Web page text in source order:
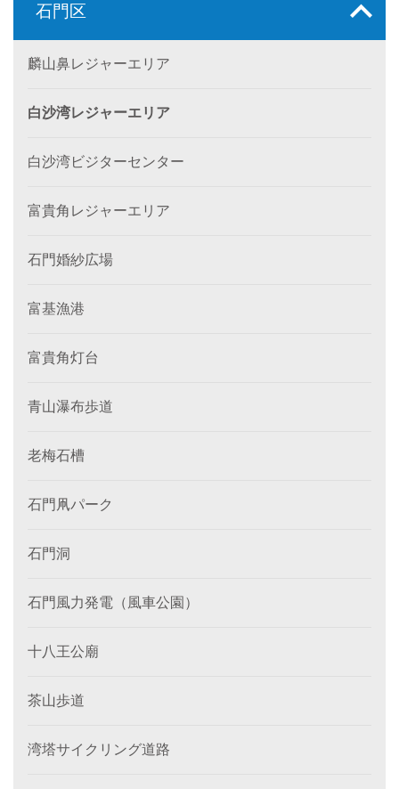
石門区
麟山鼻レジャーエリア
白沙湾レジャーエリア
白沙湾ビジターセンター
富貴角レジャーエリア
石門婚紗広場
富基漁港
富貴角灯台
青山瀑布歩道
老梅石槽
石門凧パーク
石門洞
石門風力発電（風車公園）
十八王公廟
茶山歩道
湾塔サイクリング道路